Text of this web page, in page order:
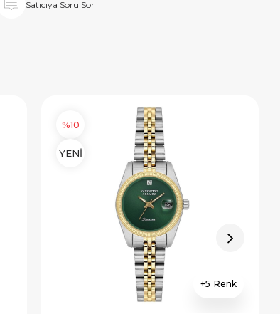
Satıcıya Soru Sor
5
%10
YENİ